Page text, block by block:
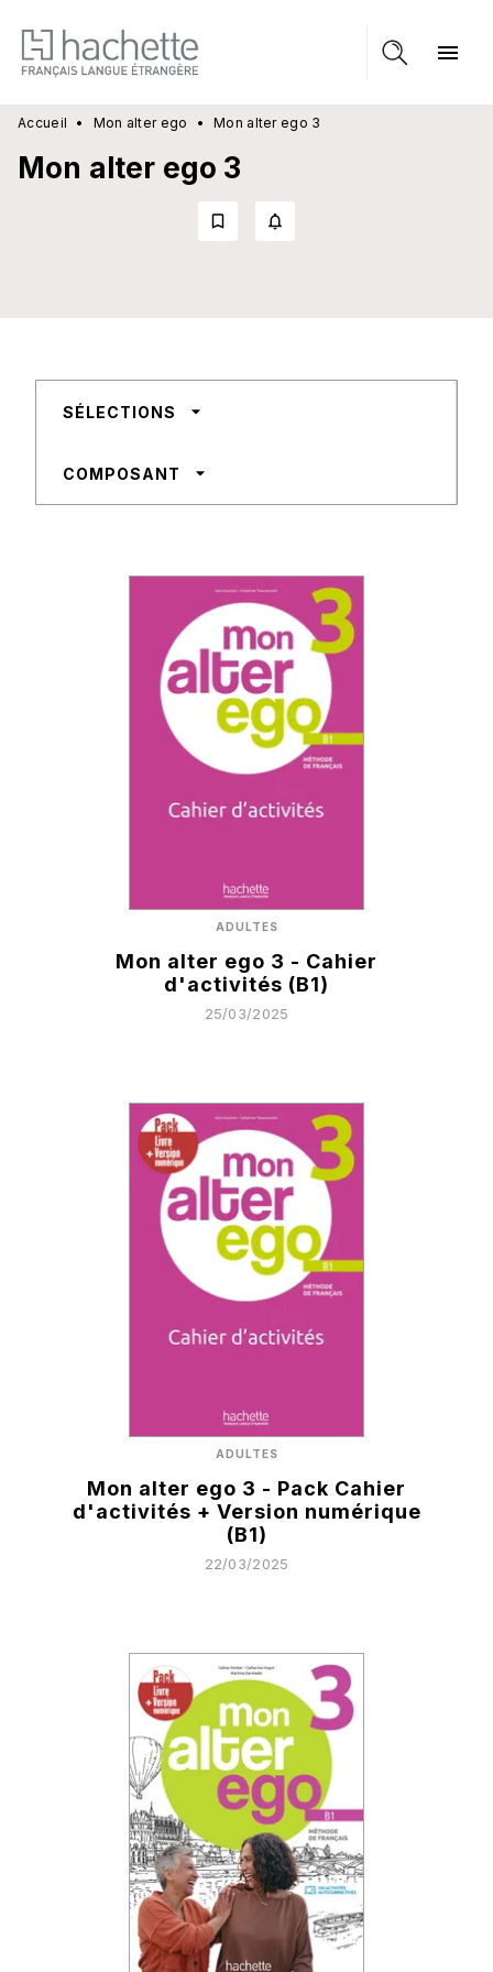
MENU RECHERCHE
CONTENU
PIED DE PAGE
menu
Accueil • Mon alter ego • Mon alter ego 3
Mon alter ego 3
bookmark_border notifications_none_outlined
SÉLECTIONS arrow_drop_down
COMPOSANT arrow_drop_down
ADULTES
Mon alter ego 3 - Cahier
d'activités (B1)
25/03/2025
ADULTES
Mon alter ego 3 - Pack Cahier
d'activités + Version numérique
(B1)
22/03/2025